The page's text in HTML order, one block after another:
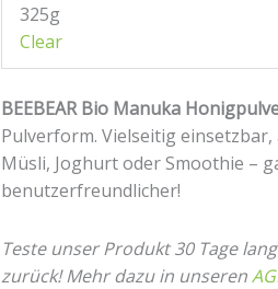
325g
Clear
BEEBEAR Bio Manuka
Pulverform. Vielseitig
Müsli, Joghurt oder Smoothie –
benutzerfreundlicher!
Teste unser Produkt 30 Tage
zurück! Mehr dazu in unseren